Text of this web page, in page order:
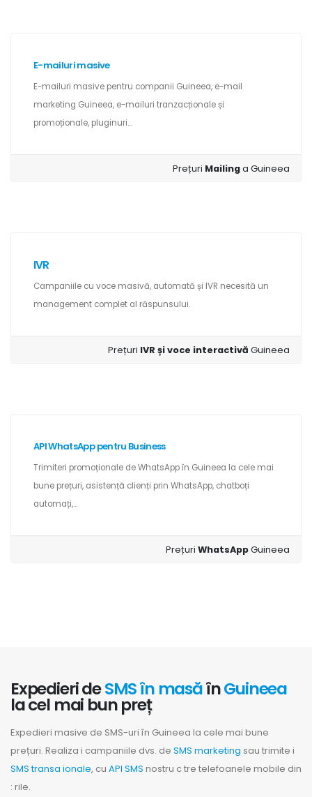
E-mailuri masive
E-mailuri masive pentru companii Guineea, e-mail
marketing Guineea, e-mailuri tranzacționale și
promoționale, pluginuri...
Prețuri Mailinga Guineea
IVR
Campaniile cu voce masivă, automată și IVR necesită un
management complet al răspunsului.
Prețuri IVR și voce interactivăGuineea
API WhatsApp pentru Business
Trimiteri promoționale de WhatsApp în Guineea la cele mai
bune prețuri, asistență clienți prin WhatsApp, chatboți
automați,...
PrețuriWhatsAppGuineea
Expedieri deSMS în masăînGuineea
la cel mai bun preț
Expedieri masive de SMS-uri în Guineea la cele mai bune
prețuri. Realiza i campaniile dvs. de SMS marketing sau trimite i
SMS transa ionale, cu API SMS nostru c tre telefoanele mobile din
: rile.